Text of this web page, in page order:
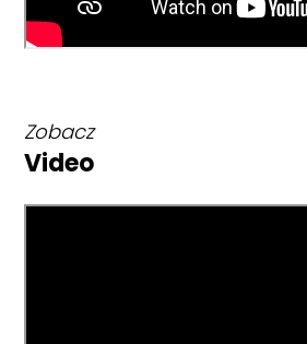
Zobacz
Video